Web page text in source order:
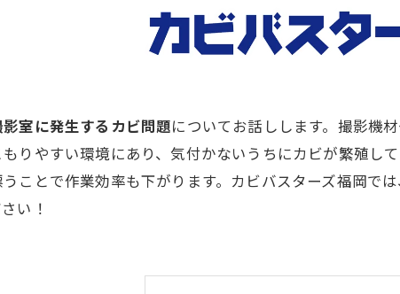
室に発生するカビ問題についてお話しします。撮影機
りやすい環境にあり、気付かないうちにカビが繁殖し
ことで作業効率も下がります。カビバスターズ福岡で
い！